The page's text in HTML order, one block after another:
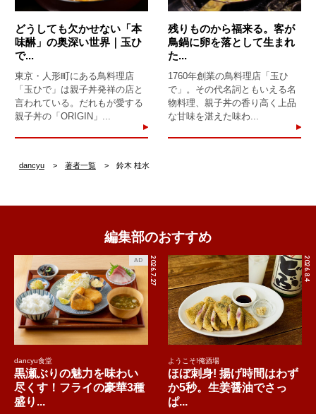
どうしても欠かせない「本
味醂」の奥深い世界｜玉ひ
で...
東京・人形町にある鳥料理店
「玉ひで」は親子丼発祥の店と
言われている。だれもが愛する
親子丼の「ORIGIN」...
残りものから福来る。客が
鳥鍋に卵を落として生まれ
た...
1760年創業の鳥料理店「玉ひ
で」。その代名詞ともいえる名
物料理、親子丼の香り高く上品
な甘味を湛えた味わ...
dancyu 著者一覧 鈴木 桂水
編集部のおすすめ
2026.7.27
AD
dancyu食堂
黒瀬ぶりの魅力を味わい
尽くす！フライの豪華3種
盛り...
2026.8.4
ようこそ!俺酒場
ほぼ刺身! 揚げ時間はわず
か5秒。生姜醤油でさっ
ぱ...